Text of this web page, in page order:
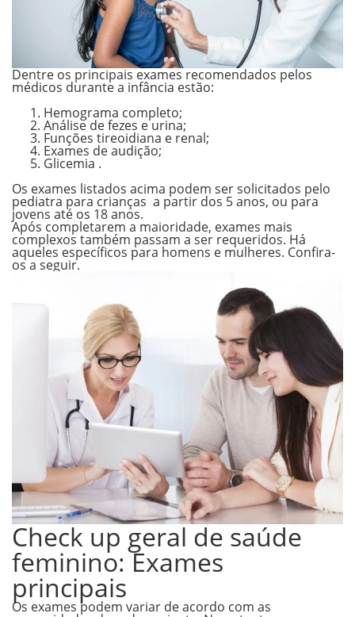
Dentre os principais exames recomendados pelos
médicos durante a infância estão:
Hemograma completo;
Análise de fezes e urina;
Funções tireoidiana e renal;
Exames de audição;
Glicemia .
Os exames listados acima podem ser solicitados pelo
pediatra para crianças a partir dos 5 anos, ou para
jovens até os 18 anos.
Após completarem a maioridade, exames mais
complexos também passam a ser requeridos. Há
aqueles específicos para homens e mulheres. Confira-
os a seguir.
Check up geral de saúde
feminino: Exames
principais
Os exames podem variar de acordo com as